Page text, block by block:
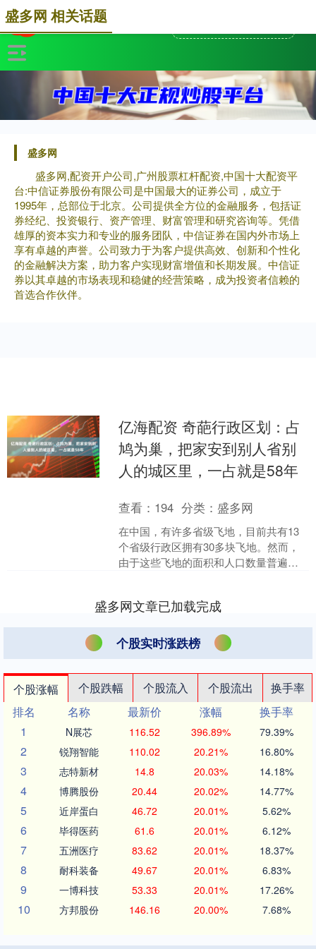
盛多网
盛多网,配资开户公司,广州股票杠杆配资,中国十大配资平
台:中信证券股份有限公司是中国最大的证券公司，成立于
1995年，总部位于北京。公司提供全方位的金融服务，包括证
券经纪、投资银行、资产管理、财富管理和研究咨询等。凭借
雄厚的资本实力和专业的服务团队，中信证券在国内外市场上
享有卓越的声誉。公司致力于为客户提供高效、创新和个性化
的金融解决方案，助力客户实现财富增值和长期发展。中信证
券以其卓越的市场表现和稳健的经营策略，成为投资者信赖的
首选合作伙伴。
盛多网 相关话题
亿海配资 奇葩行政区划：占
鸠为巢，把家安到别人省别
人的城区里，一占就是58年
查看： 194 分类： 盛多网
在中国，有许多省级飞地，目前共有13
个省级行政区拥有30多块飞地。然而，
由于这些飞地的面积和人口数量普遍较
盛多网文章已加载完成
个股实时涨跌榜
个股涨幅 个股跌幅 个股流入 个股流出
换手率
排名
名称 最新价 涨幅
换手率
1
N展芯 116.52 396.89% 79.39%
2 锐翔智能 110.02 20.21% 16.80%
3 志特新材 14.8 20.03% 14.18%
4 博腾股份 20.44 20.02% 14.77%
5 近岸蛋白 46.72 20.01% 5.62%
6 毕得医药 61.6 20.01% 6.12%
7 五洲医疗 83.62 20.01% 18.37%
8 耐科装备 49.67 20.01% 6.83%
9 一博科技 53.33 20.01% 17.26%
10 方邦股份 146.16 20.00% 7.68%